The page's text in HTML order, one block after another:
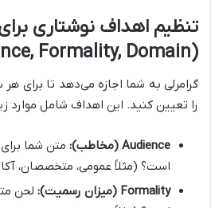
تنظیم اهداف نوشتاری
(Audience, Formality, Domain)
گرامرلی به شما اجازه می‌دهد تا برای
را تعیین کنید. این اهداف شامل موارد
Audience (مخاطب):
متن شما
است؟ (مثلاً عمومی، متخصصان،
Formality (میزان رسمیت):
لحن